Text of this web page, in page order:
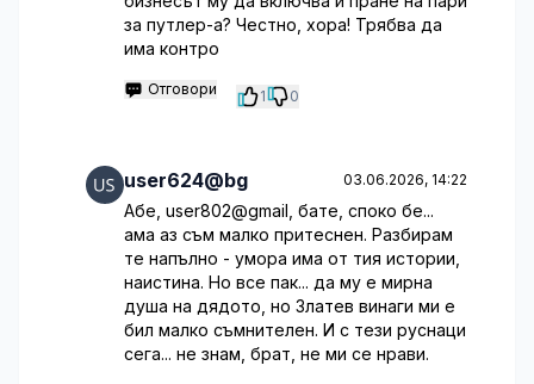
за путлер-а? Честно, хора! Трябва да
има контро
Отговори 1 0
user624@bg 03.06.2026, 14:22
Абе, user802@gmail, бате, споко бе...
ама аз съм малко притеснен. Разбирам
те напълно - умора има от тия истории,
наистина. Но все пак... да му е мирна
душа на дядото, но Златев винаги ми е
бил малко съмнителен. И с тези руснаци
сега... не знам, брат, не ми се нрави.